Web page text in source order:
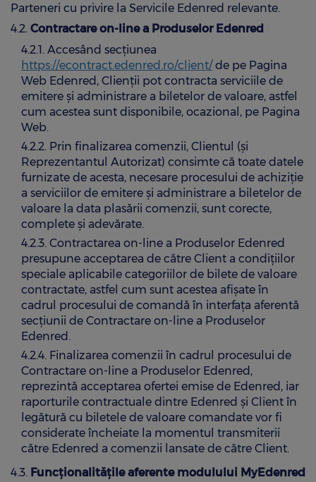
Parteneri cu privire la Servicile Edenred relevante.
4.2. Contractare on-line a Produselor Edenred
4.2.1. Accesând secțiunea
https://econtract.edenred.ro/client/de pe Pagina
Web Edenred, Clienții pot contracta serviciile de
emitere și administrare a biletelor de valoare, astfel
cum acestea sunt disponibile, ocazional, pe Pagina
Web.
4.2.2. Prin finalizarea comenzii, Clientul (și
Reprezentantul Autorizat) consimte că toate datele
furnizate de acesta, necesare procesului de achiziție
a serviciilor de emitere și administrare a biletelor de
valoare la data plasării comenzii, sunt corecte,
complete și adevărate.
4.2.3. Contractarea on-line a Produselor Edenred
presupune acceptarea de către Client a condițiilor
speciale aplicabile categoriilor de bilete de valoare
contractate, astfel cum sunt acestea afișate în
cadrul procesului de comandă în interfața aferentă
secțiunii de Contractare on-line a Produselor
Edenred.
4.2.4. Finalizarea comenzii în cadrul procesului de
Contractare on-line a Produselor Edenred,
reprezintă acceptarea ofertei emise de Edenred, iar
raporturile contractuale dintre Edenred și Client în
legătură cu biletele de valoare comandate vor fi
considerate încheiate la momentul transmiterii
către Edenred a comenzii lansate de către Client.
4.3. Funcționalitățile aferente modulului MyEdenred